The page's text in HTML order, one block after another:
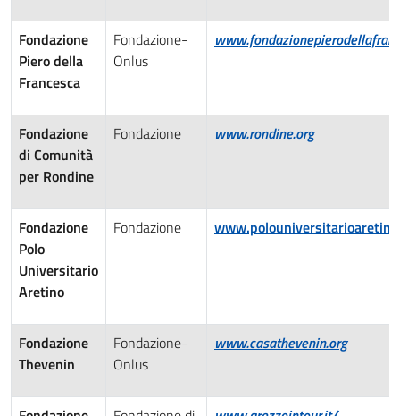
Fondazione
Piero della
Francesca
Fondazione-
Onlus
Fondazione
di Comunità
per Rondine
Fondazione www.rondine.org
Fondazione
Polo
Universitario
Aretino
Fondazione
Fondazione
Thevenin
Fondazione-
Onlus
www.casathevenin.org